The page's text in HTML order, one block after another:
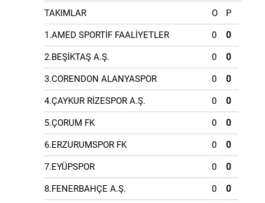
TAKIMLAR O P
1.AMED SPORTİF FAALİYETLER 0 0
2.BEŞİKTAŞ A.Ş. 0 0
3.CORENDON ALANYASPOR 0 0
4.ÇAYKUR RİZESPOR A.Ş. 0 0
5.ÇORUM FK 0 0
6.ERZURUMSPOR FK 0 0
7.EYÜPSPOR 0 0
8.FENERBAHÇE A.Ş. 0 0